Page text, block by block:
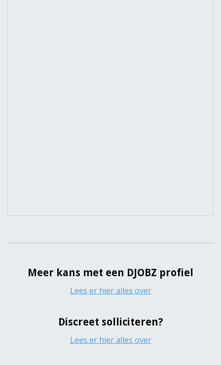
Meer kans met een DJOBZ profiel
Lees er hier alles over
Discreet solliciteren?
Lees er hier alles over